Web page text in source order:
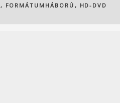
, FORMÁTUMHÁBORÚ , HD-DVD